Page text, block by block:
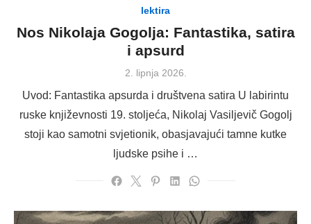
lektira
Nos Nikolaja Gogolja: Fantastika, satira
i apsurd
Posted
2. lipnja 2026.
Uvod: Fantastika apsurda i društvena satira U labirintu
ruske književnosti 19. stoljeća, Nikolaj Vasiljevič Gogolj
stoji kao samotni svjetionik, obasjavajući tamne kutke
ljudske psihe i …